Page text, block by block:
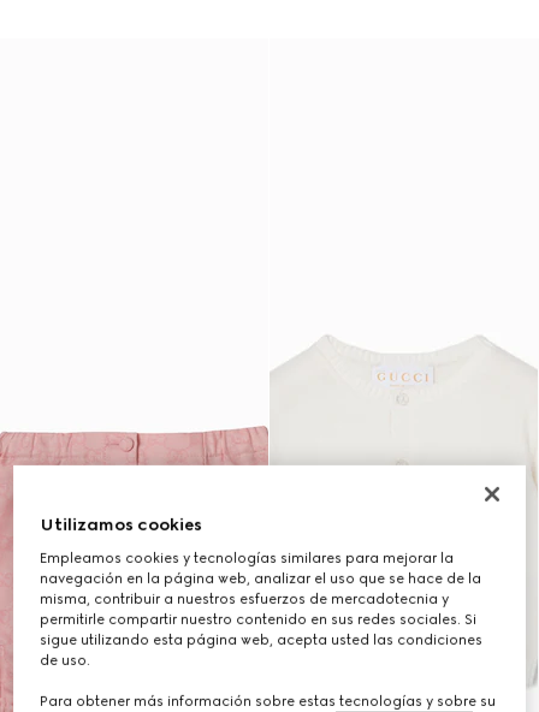
Utilizamos cookies
Empleamos cookies y tecnologías similares para mejorar la
navegación en la página web, analizar el uso que se hace de la
misma, contribuir a nuestros esfuerzos de mercadotecnia y
permitirle compartir nuestro contenido en sus redes sociales. Si
sigue utilizando esta página web, acepta usted las condiciones
de uso.
Para obtener más información sobre estas tecnologías y sobre su